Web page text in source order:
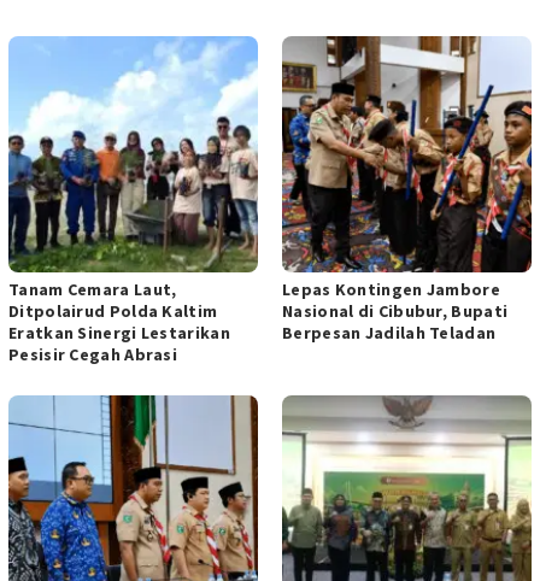
Tanam Cemara Laut,
Ditpolairud Polda Kaltim
Eratkan Sinergi Lestarikan
Pesisir Cegah Abrasi
Lepas Kontingen Jambore
Nasional di Cibubur, Bupati
Berpesan Jadilah Teladan